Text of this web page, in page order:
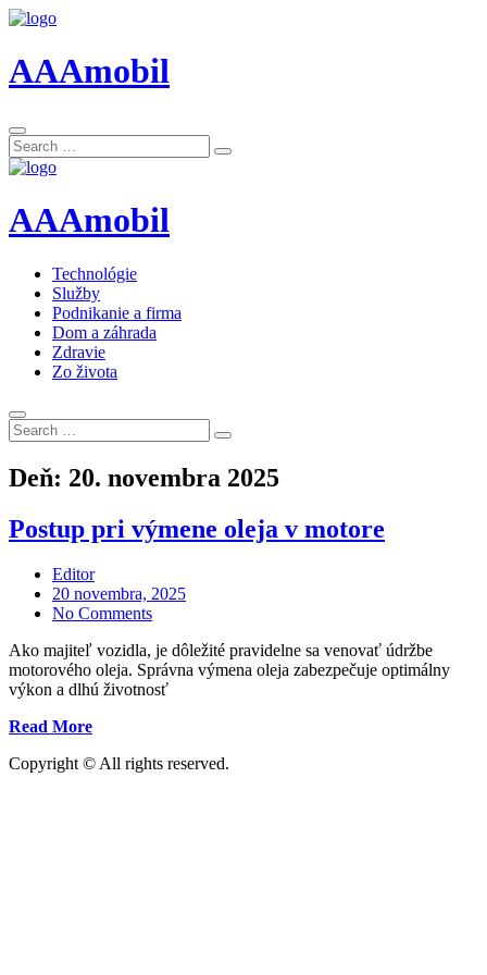
AAAmobil
Search
for:
Search
AAAmobil
Technológie
Služby
Podnikanie a firma
Dom a záhrada
Zdravie
Zo života
Search
for:
Search
Deň: 20. novembra 2025
Postup pri výmene oleja v motore
Editor
Posted
on
20 novembra, 2025
No Comments
Ako majiteľ vozidla, je dôležité pravidelne sa venovať údržbe
motorového oleja. Správna výmena oleja zabezpečuje optimálny
výkon a dlhú životnosť
Read More„Postup
výmene
Copyright © All rights reserved.